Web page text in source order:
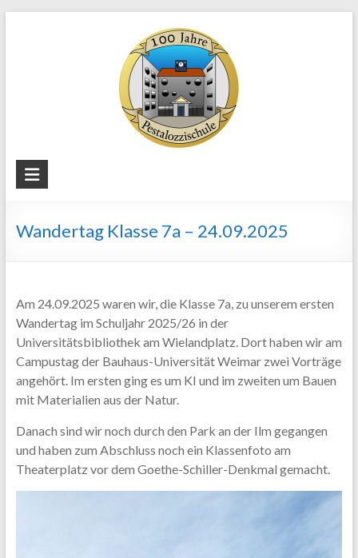
Staatliche
"Pestalozzi"
Wandertag Klasse 7a – 24.09.2025
Am 24.09.2025 waren wir, die Klasse 7a, zu unserem ersten
Wandertag im Schuljahr 2025/26 in der
Universitätsbibliothek am Wielandplatz. Dort haben wir am
Campustag der Bauhaus-Universität Weimar zwei Vorträge
angehört. Im ersten ging es um KI und im zweiten um Bauen
mit Materialien aus der Natur.
Danach sind wir noch durch den Park an der Ilm gegangen
und haben zum Abschluss noch ein Klassenfoto am
Theaterplatz vor dem Goethe-Schiller-Denkmal gemacht.